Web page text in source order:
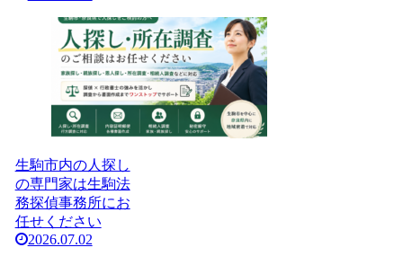
生駒市内の人探し
の専門家は生駒法
務探偵事務所にお
任せください
2026.07.02